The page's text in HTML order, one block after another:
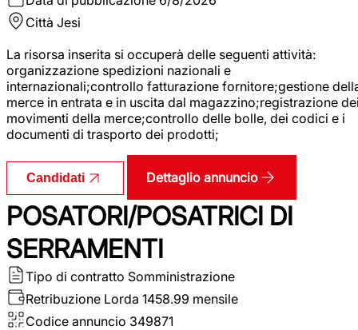
Città Jesi
La risorsa inserita si occuperà delle seguenti attività:
organizzazione spedizioni nazionali e
internazionali;controllo fatturazione fornitore;gestione
merce in entrata e in uscita dal magazzino;registrazione
movimenti della merce;controllo delle bolle, dei codici e i
documenti di trasporto dei prodotti;
Candidati Dettaglio annuncio
POSATORI/POSATRICI DI
SERRAMENTI
Tipo di contratto Somministrazione
Retribuzione Lorda 1458.99 mensile
Codice annuncio 349871